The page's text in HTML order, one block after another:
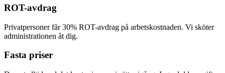
ROT-avdrag
Privatpersoner får 30% ROT-avdrag på arbetskostnaden. Vi sköter
administrationen åt dig.
Fasta priser